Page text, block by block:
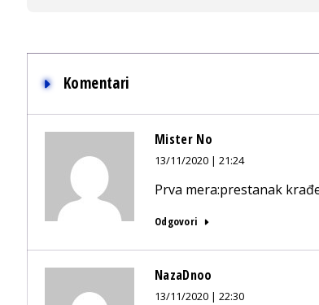
Komentari
Mister No
13/11/2020 | 21:24
Prva mera:prestanak
Odgovori
NazaDnoo
13/11/2020 | 22:30